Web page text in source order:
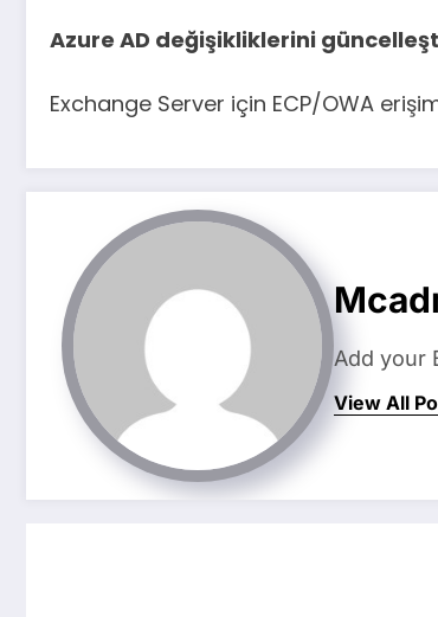
Azure AD değişikliklerini
Exchange Server için ECP/OWA
Add your
View All